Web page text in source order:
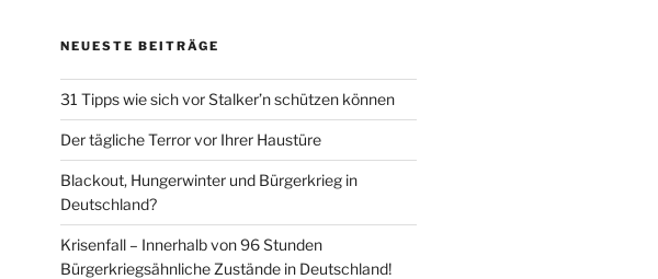
NEUESTE BEITRÄGE
31 Tipps wie sich vor Stalker’n schützen können
Der tägliche Terror vor Ihrer Haustüre
Blackout, Hungerwinter und Bürgerkrieg in
Deutschland?
Krisenfall – Innerhalb von 96 Stunden
Bürgerkriegsähnliche Zustände in Deutschland!